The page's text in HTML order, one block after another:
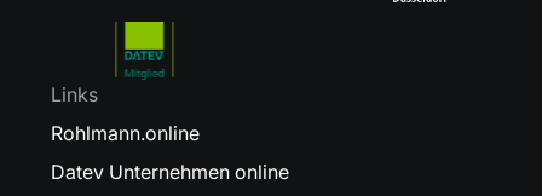
Links
Rohlmann.online
Datev Unternehmen online